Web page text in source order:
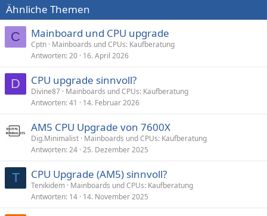
Ähnliche Themen
C Mainboard und CPU upgrade
Cptn Mainboards und CPUs: Kaufberatung
Antworten 20 16. April 2026
D CPU upgrade sinnvoll?
Divine87 Mainboards und CPUs: Kaufberatung
Antworten 41 14. Februar 2026
AM5 CPU Upgrade von 7600X
Dig.Minimalist Mainboards und CPUs: Kaufberatung
Antworten 24 25. Dezember 2025
T CPU Upgrade (AM5) sinnvoll?
Tenikidem Mainboards und CPUs: Kaufberatung
Antworten 14 14. November 2025